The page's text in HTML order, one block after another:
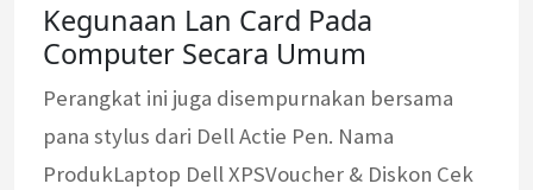
Kegunaan Lan Card Pada
Computer Secara Umum
Perangkat ini juga disempurnakan bersama
pana stylus dari Dell Actie Pen. Nama
ProdukLaptop Dell XPSVoucher & Diskon Cek